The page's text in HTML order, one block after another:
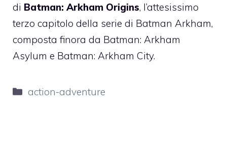
di Batman: Arkham Origins, l’attesissimo
terzo capitolo della serie di Batman Arkham,
composta finora da Batman: Arkham
Asylum e Batman: Arkham City.
Categorie
action-adventure